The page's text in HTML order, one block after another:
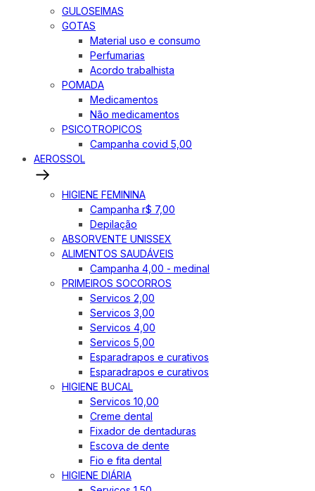
GULOSEIMAS
GOTAS
Material uso e consumo
Perfumarias
Acordo trabalhista
POMADA
Medicamentos
Não medicamentos
PSICOTROPICOS
Campanha covid 5,00
AEROSSOL
HIGIENE FEMININA
Campanha r$ 7,00
Depilação
ABSORVENTE UNISSEX
ALIMENTOS SAUDÁVEIS
Campanha 4,00 - medinal
PRIMEIROS SOCORROS
Servicos 2,00
Servicos 3,00
Servicos 4,00
Servicos 5,00
Esparadrapos e curativos
Esparadrapos e curativos
HIGIENE BUCAL
Servicos 10,00
Creme dental
Fixador de dentaduras
Escova de dente
Fio e fita dental
HIGIENE DIÁRIA